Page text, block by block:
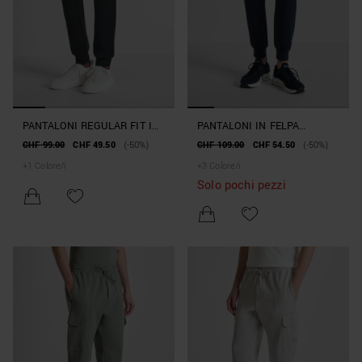
PANTALONI REGULAR FIT IN
MISTO COTONE INTERLOCK
CHF 99.00 CHF 49.50
(-50%)
+
Colore/i
PANTALONI IN FELPA
REGULAR FIT IN MISTO
CHF 109.00 CHF 54.50
(-50%)
+ 3 Colore/i
Solo pochi pezzi